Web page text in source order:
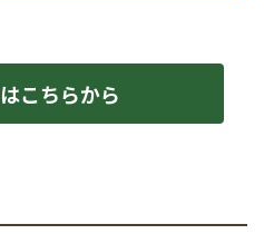
こちらから